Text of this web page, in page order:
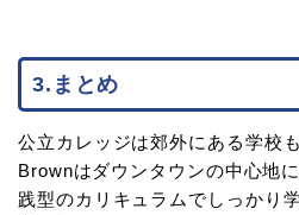
3.まとめ
公立カレッジは郊外にある学校
Brownはダウンタウンの中心地
践型のカリキュラムでしっかり